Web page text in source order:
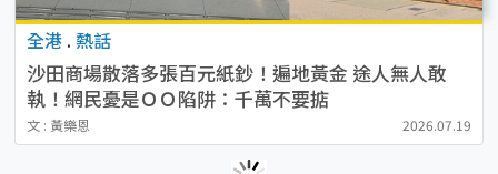
全港 . 熱話
沙田商場散落多張百元紙鈔！遍地黃金 途人無人敢
執！網民憂是ＯＯ陷阱：千萬不要掂
文 : 黃樂恩 2026.07.19